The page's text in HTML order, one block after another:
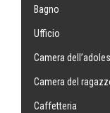
Bagno
Ufficio
Camera
Camera del
Caffetteria